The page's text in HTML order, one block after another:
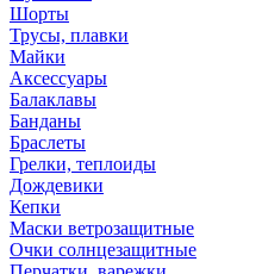
Шорты
Трусы, плавки
Майки
Аксессуары
Балаклавы
Банданы
Браслеты
Грелки, теплоиды
Дождевики
Кепки
Маски ветрозащитные
Очки солнцезащитные